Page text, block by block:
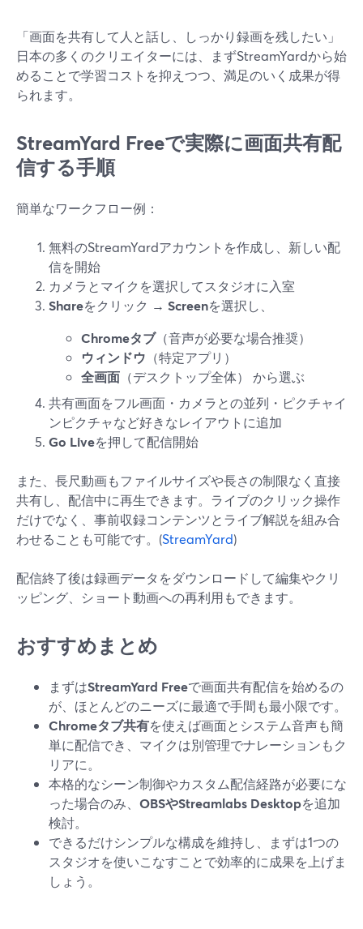
「画面を共有して人と話し、しっかり録画を残したい」
日本の多くのクリエイターには、まずStreamYardから始
めることで学習コストを抑えつつ、満足のいく成果が得
られます。
StreamYard Freeで実際に画面共有配
信する手順
簡単なワークフロー例：
無料のStreamYardアカウントを作成し、新しい配
信を開始
カメラとマイクを選択してスタジオに入室
Shareをクリック → Screenを選択し、
Chromeタブ（音声が必要な場合推奨）
ウィンドウ （特定アプリ）
全画面 （デスクトップ全体） から選ぶ
共有画面をフル画面・カメラとの並列・ピクチャイ
ンピクチャなど好きなレイアウトに追加
Go Liveを押して配信開始
また、長尺動画もファイルサイズや長さの制限なく直接
共有し、配信中に再生できます。ライブのクリック操作
だけでなく、事前収録コンテンツとライブ解説を組み合
わせることも可能です。(StreamYard)
配信終了後は録画データをダウンロードして編集やクリ
ッピング、ショート動画への再利用もできます。
おすすめまとめ
まずはStreamYard Freeで画面共有配信を始めるの
が、ほとんどのニーズに最適で手間も最小限です。
Chromeタブ共有を使えば画面とシステム音声も簡
単に配信でき、マイクは別管理でナレーションもク
リアに。
本格的なシーン制御やカスタム配信経路が必要にな
った場合のみ、 OBSやStreamlabs Desktopを追加
検討。
できるだけシンプルな構成を維持し、まずは1つの
スタジオを使いこなすことで効率的に成果を上げま
しょう。